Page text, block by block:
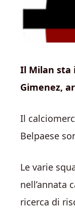
Il Milan sta
Gimenez,
Il
Belpaese
Le varie
nell’annata
ricerca di